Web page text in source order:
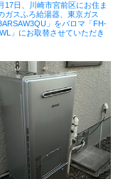
17日、川崎市宮前区にお住ま
ガスふろ給湯器、東京ガス
」をパロマ「FH-
」にお取替させていただき